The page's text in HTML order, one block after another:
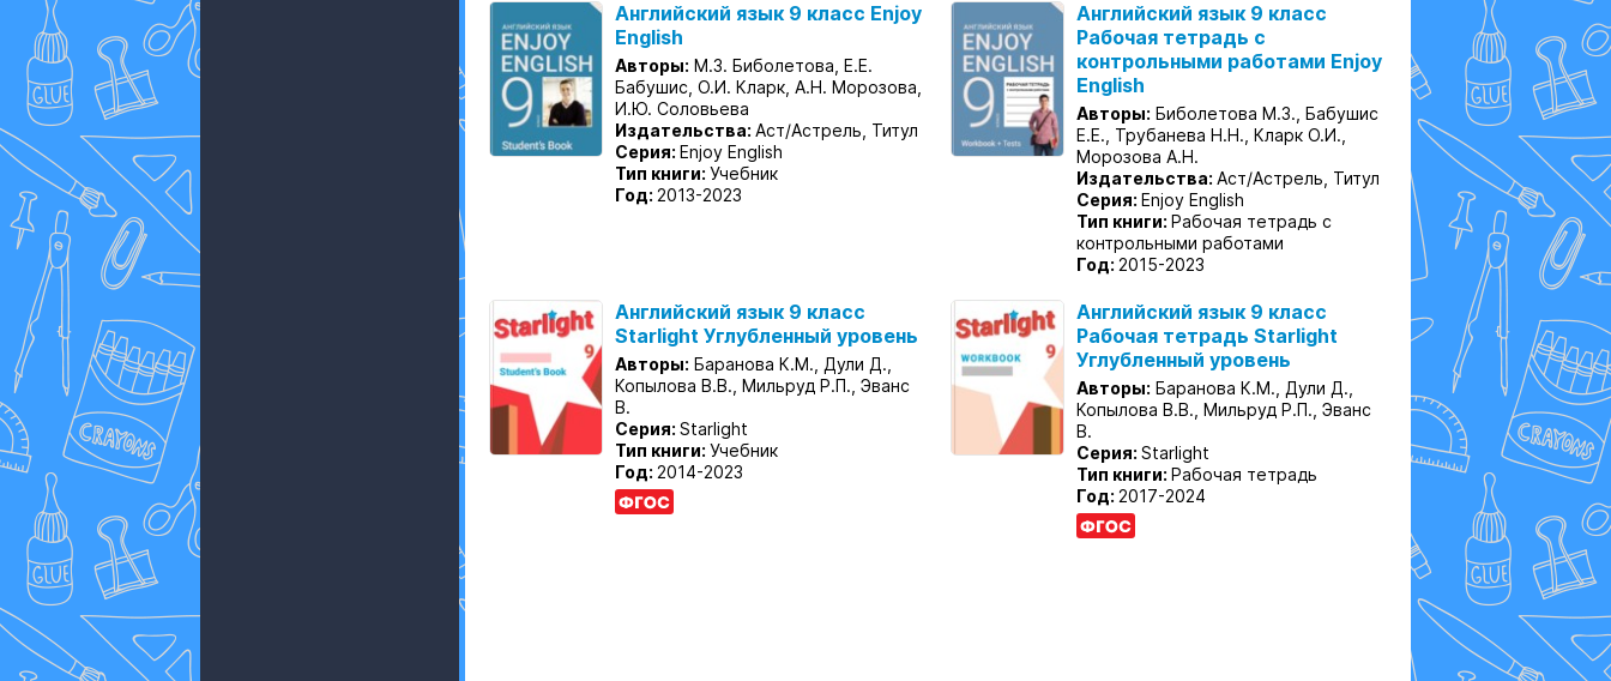
Английский язык 9 класс Enjoy
English
Авторы: М.З. Биболетова, Е.Е.
Бабушис, О.И. Кларк, А.Н. Морозова,
И.Ю. Соловьева
Издательства: Аст/Астрель, Титул
Серия: Enjoy English
Тип книги: Учебник
Год: 2013-2023
Английский язык 9 класс
Рабочая тетрадь с
контрольными работами Enjoy
English
Авторы: Биболетова М.З., Бабушис
Е.Е., Трубанева Н.Н., Кларк О.И.,
Морозова А.Н.
Издательства: Аст/Астрель, Титул
Серия: Enjoy English
Тип книги: Рабочая тетрадь с
контрольными работами
Год: 2015-2023
Английский язык 9 класс
Starlight Углубленный уровень
Авторы: Баранова К.М., Дули Д.,
Копылова В.В., Мильруд Р.П., Эванс
В.
Серия: Starlight
Тип книги: Учебник
Год: 2014-2023
Английский язык 9 класс
Рабочая тетрадь Starlight
Углубленный уровень
Авторы: Баранова К.М., Дули Д.,
Копылова В.В., Мильруд Р.П., Эванс
В.
Серия: Starlight
Тип книги: Рабочая тетрадь
Год: 2017-2024